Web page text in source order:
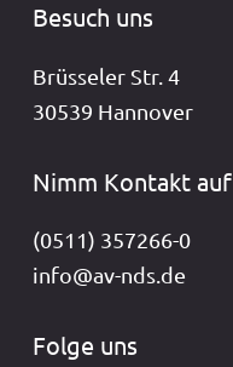
Besuch uns
Brüsseler Str. 4
30539 Hannover
Nimm Kontakt auf
(0511) 357266-0
info@av-nds.de
Folge uns